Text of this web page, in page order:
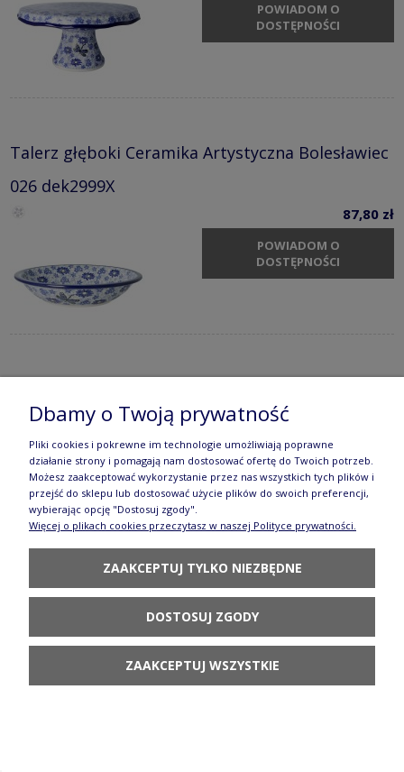
POWIADOM O
DOSTĘPNOŚCI
Talerz głęboki Ceramika Artystyczna Bolesławiec
026 dek2999X
87,80 zł
POWIADOM O
DOSTĘPNOŚCI
Bolesławiec D60 XL dek2999X
POWIADOM O
DOSTĘPNOŚCI
Półmisek ryba Ceramika Artystyczna Bolesławiec
107,80 zł
Dbamy o Twoją prywatność
Pliki cookies i pokrewne im technologie umożliwiają poprawne
działanie strony i pomagają nam dostosować ofertę do Twoich potrzeb.
Możesz zaakceptować wykorzystanie przez nas wszystkich tych plików i
przejść do sklepu lub dostosować użycie plików do swoich preferencji,
wybierając opcję "Dostosuj zgody".
Więcej o plikach cookies przeczytasz w naszej Polityce prywatności.
ZAAKCEPTUJ TYLKO NIEZBĘDNE
DOSTOSUJ ZGODY
ZAAKCEPTUJ WSZYSTKIE